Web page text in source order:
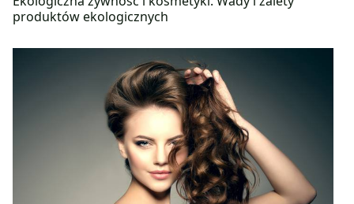
produktów ekologicznych